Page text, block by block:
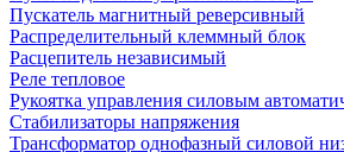
Пускатель магнитный реверсивный
Распределительный клеммный блок
Расцепитель независимый
Реле тепловое
Рукоятка управления силовым
Стабилизаторы напряжения
Трансформатор однофазный силовой